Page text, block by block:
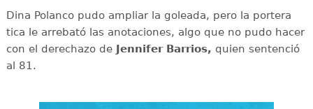
Dina Polanco pudo ampliar la goleada, pero la portera
tica le arrebató las anotaciones, algo que no pudo hacer
con el derechazo de Jennifer Barrios, quien sentenció
al 81.